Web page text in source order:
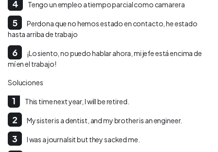
Tengo un empleo a tiempo parcial como camarera
Perdona que no hemos estado en contacto, he estado
hasta arriba de trabajo
¡Lo siento, no puedo hablar ahora, mi jefe está encima de
mí en el trabajo!
Soluciones
This time next year, I will be retired.
My sister is a dentist, and my brother is an engineer.
I was a journalsit but they sacked me.